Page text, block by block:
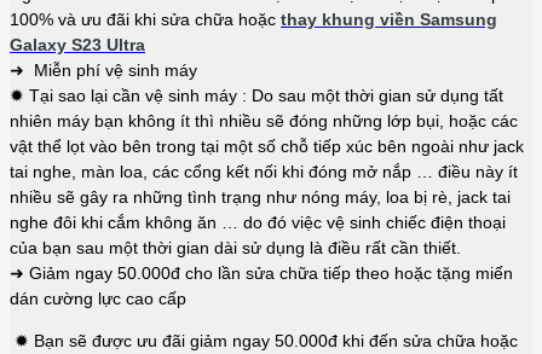
100% và ưu đãi khi sửa chữa hoặc thay khung viền Samsung
Galaxy S23 Ultra
➜ Miễn phí vệ sinh máy
✹ Tại sao lại cần vệ sinh máy : Do sau một thời gian sử dụng tất
nhiên máy bạn không ít thì nhiều sẽ đóng những lớp bụi, hoặc các
vật thể lọt vào bên trong tại một số chỗ tiếp xúc bên ngoài như jack
tai nghe, màn loa, các cổng kết nối khi đóng mở nắp … điều này ít
nhiều sẽ gây ra những tình trạng như nóng máy, loa bị rè, jack tai
nghe đôi khi cắm không ăn … do đó việc vệ sinh chiếc điện thoại
của bạn sau một thời gian dài sử dụng là điều rất cần thiết.
➜ Giảm ngay 50.000đ cho lần sửa chữa tiếp theo hoặc tặng miến
dán cường lực cao cấp
✹ Bạn sẽ được ưu đãi giảm ngay 50.000đ khi đến sửa chữa hoặc